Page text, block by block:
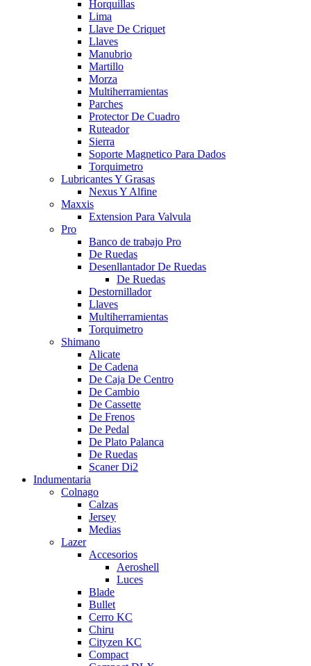
Horquillas
Lima
Llave De Criquet
Llaves
Manubrio
Martillo
Morza
Multiherramientas
Parches
Protector De Cuadro
Ruteador
Sierra
Soporte Magnetico Para Dados
Torquimetro
Lubricantes Y Grasas
Nexus Y Alfine
Maxxis
Extension Para Valvula
Pro
Banco de trabajo Pro
De Ruedas
Desenllantador De Ruedas
De Ruedas
Destornillador
Llaves
Multiherramientas
Torquimetro
Shimano
Alicate
De Cadena
De Caja De Centro
De Cambio
De Cassette
De Frenos
De Pedal
De Plato Palanca
De Ruedas
Scaner Di2
Indumentaria
Colnago
Calzas
Jersey
Medias
Lazer
Accesorios
Aeroshell
Luces
Blade
Bullet
Cerro KC
Chiru
Cityzen KC
Compact